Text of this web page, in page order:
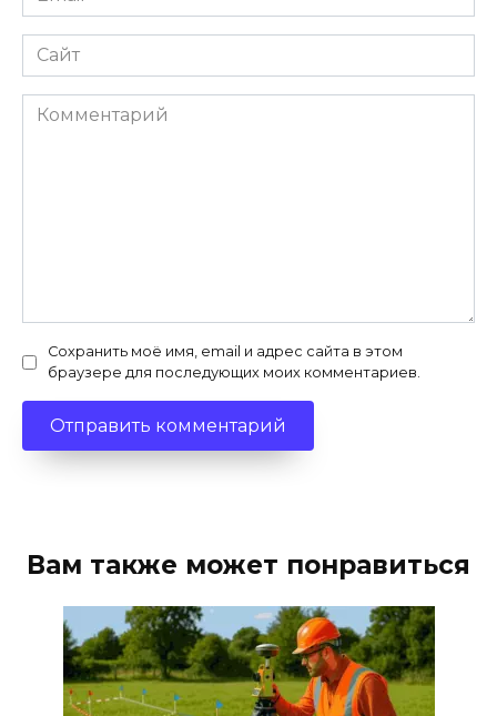
*
Сайт
Комментарий
Сохранить моё имя, email и адрес сайта в этом
браузере для последующих моих комментариев.
Вам также может понравиться